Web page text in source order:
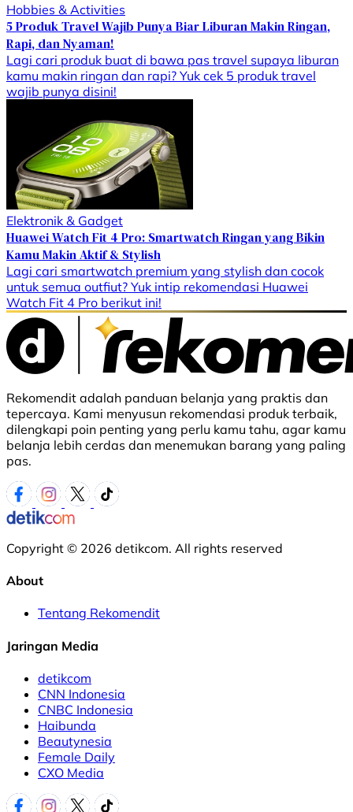
Hobbies & Activities
5 Produk Travel Wajib Punya Biar Liburan Makin Ringan,
Rapi, dan Nyaman!
Lagi cari produk buat di bawa pas travel supaya liburan
kamu makin ringan dan rapi? Yuk cek 5 produk travel
wajib punya disini!
Elektronik & Gadget
Huawei Watch Fit 4 Pro: Smartwatch Ringan yang Bikin
Kamu Makin Aktif & Stylish
Lagi cari smartwatch premium yang stylish dan cocok
untuk semua outfiut? Yuk intip rekomendasi Huawei
Watch Fit 4 Pro berikut ini!
Rekomendit adalah panduan belanja yang praktis dan
tepercaya. Kami menyusun rekomendasi produk terbaik,
dilengkapi poin penting yang perlu kamu tahu, agar kamu
belanja lebih cerdas dan menemukan barang yang paling
pas.
Copyright © 2026 detikcom. All rights reserved
About
Tentang Rekomendit
Jaringan Media
detikcom
CNN Indonesia
CNBC Indonesia
Haibunda
Beautynesia
Female Daily
CXO Media